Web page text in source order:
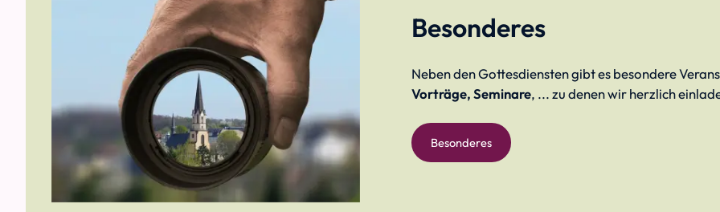
Besonderes
Neben den Gottesdiensten gibt es besondere
Vorträge, Seminare, ... zu denen wir herzlich
Besonderes